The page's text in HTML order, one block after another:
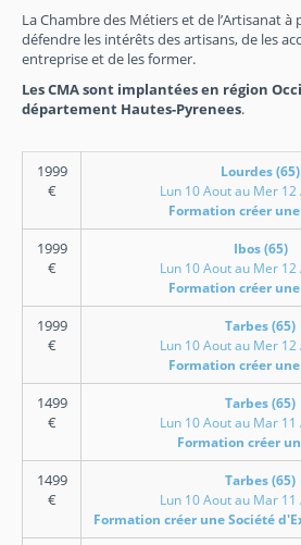
La Chambre des Métiers et de l’Artisanat
défendre les intérêts des artisans, de les
entreprise et de les former.
Les CMA sont implantées en région
département Hautes-Pyrenees.
1999
€
Lourdes (65)
Lun 10 Aout au Mer 12
Formation créer
1999
€
Ibos (65)
Lun 10 Aout au Mer 12
Formation créer
1999
€
Tarbes (65)
Lun 10 Aout au Mer 12
Formation créer
1499
€
Tarbes (65)
Lun 10 Aout au Mar 11
Formation créer
1499
€
Tarbes (65)
Lun 10 Aout au Mar 11
Formation créer une Société